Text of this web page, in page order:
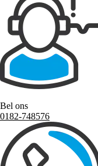
Bel ons
0182-748576